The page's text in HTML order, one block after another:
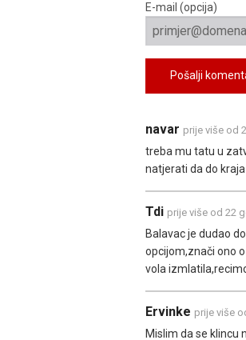
E-mail (opcija)
Pošalji
navar prije više od
treba mu tatu u
natjerati da do
Tdi prije više od 22
Balavac je dudao
opcijom,znači ono
vola
Ervinke prije više
Mislim da se klincu